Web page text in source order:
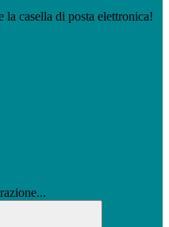
casella di posta elettronica!